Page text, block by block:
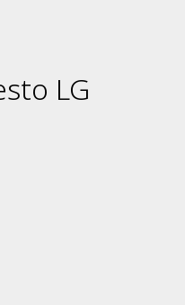
LG